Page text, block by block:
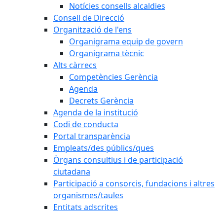
Notícies consells alcaldies
Consell de Direcció
Organització de l'ens
Organigrama equip de govern
Organigrama tècnic
Alts càrrecs
Competències Gerència
Agenda
Decrets Gerència
Agenda de la institució
Codi de conducta
Portal transparència
Empleats/des públics/ques
Òrgans consultius i de participació
ciutadana
Participació a consorcis, fundacions i altres
organismes/taules
Entitats adscrites